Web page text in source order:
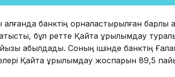
банктің орналастырылған
бұл ретте Қайта құрылымдау
қабылдады. Соның ішінде банктің
Қайта құрылымдау жоспарын 89,5